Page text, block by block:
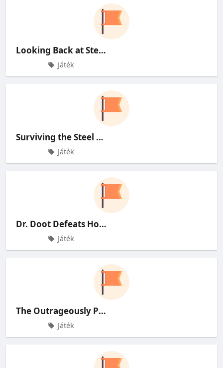
Looking Back at Steam's Mon
Játék
Surviving the Steel Soul: Essent
Játék
Dr. Doot Defeats Hollow Knight:
Játék
The Outrageously Priced 1969 Cam
Játék